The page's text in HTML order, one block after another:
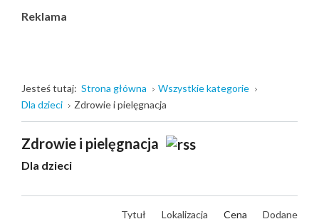
Reklama
Jesteś tutaj: Strona główna
Wszystkie kategorie
Dla dzieci
Zdrowie i pielęgnacja
Zdrowie i pielęgnacja
Dla dzieci
Tytuł Lokalizacja Cena Dodane